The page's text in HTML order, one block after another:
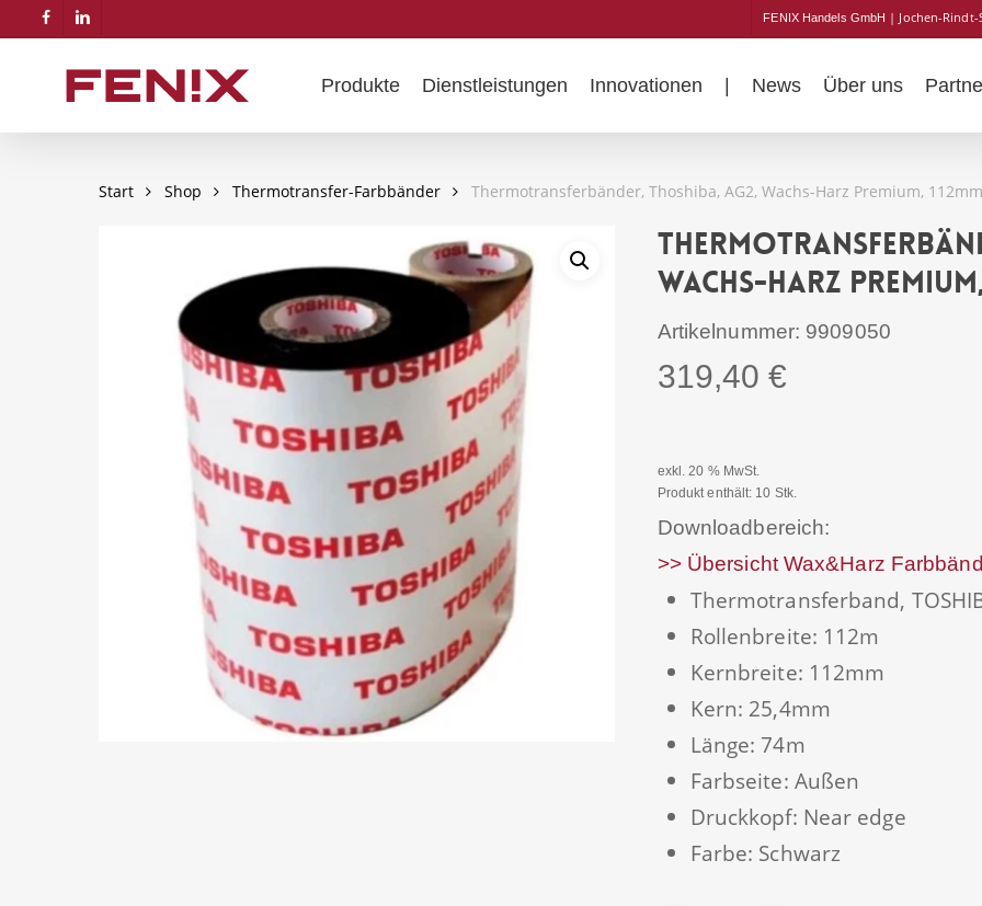
to
facebooklinkedin
FENIX Handels GmbH | Jochen-Rindt-
Produkte Dienstleistungen Innovationen | News Über uns
Start Shop Thermotransfer-Farbbänder Thermotransferbänder, Thoshiba, AG2, Wachs-Harz Premium,
Wachs-Harz
Artikelnummer: 9909050
319,40€
exkl. 20 % MwSt.
Produkt enthält: 10 Stk.
Downloadbereich:
>> Übersicht Wax&Harz
Thermotransferband,
Rollenbreite: 112m
Kernbreite: 112mm
Kern: 25,4mm
Länge: 74m
Farbseite: Außen
Druckkopf: Near edge
Farbe: Schwarz